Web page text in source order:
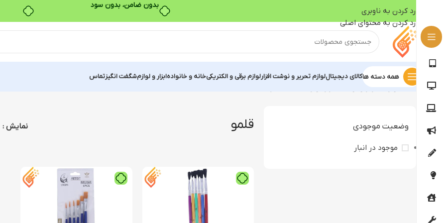
بدون ضامن، بدون سود
رد کردن به ناوبری
رد کردن به محتوای اصلی
همه دسته هاکالای دیجیتاللوازم تحریر و نوشت افزارلوازم برقی و الکتریکیخانه و خانوادهابزار و لوازمشگفت انگیزتماس
خانه لوازم تحریر و نوشت افزار
وضعیت موجودی
موجود در انبار
قلمو نمایش